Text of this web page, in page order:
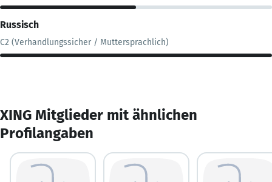
Russisch
C2 (Verhandlungssicher / Muttersprachlich)
XING Mitglieder mit ähnlichen
Profilangaben